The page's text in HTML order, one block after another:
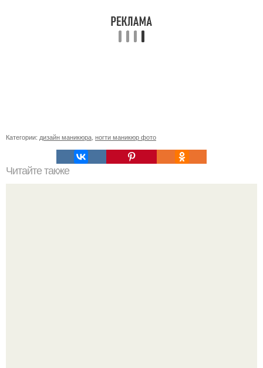
Категории: дизайн маникюра, ногти маникюр фото
Читайте также